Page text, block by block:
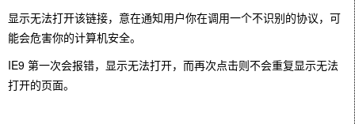
显示无法打开该链接，意在通知用户你在调用一个不识别的协议，可
能会危害你的计算机安全。
IE9 第一次会报错，显示无法打开，而再次点击则不会重复显示无法
打开的页面。